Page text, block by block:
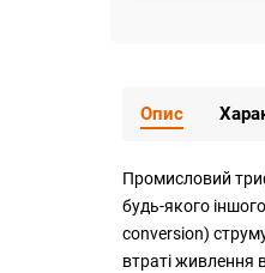
Опис
Промисловий
будь-якого
conversion)
втраті живлення